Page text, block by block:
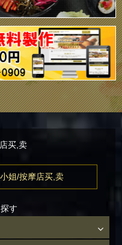
买,卖
姐/按摩店买,卖
す